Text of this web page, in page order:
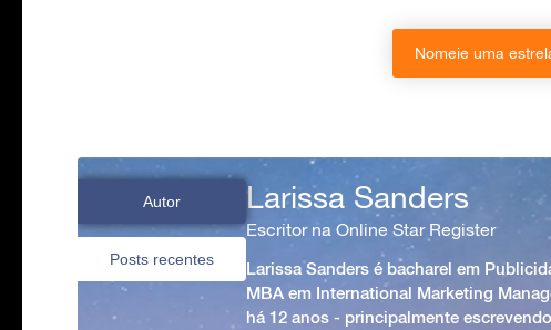
Nomeie uma
Autor
Posts recentes
Larissa Sanders
Escritor na Online Star Register
Larissa Sanders é bacharel em
MBA em International Marketing
há 12 anos - principalmente